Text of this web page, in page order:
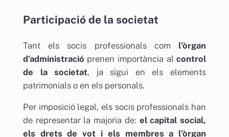
Participació de la societat
Tant els socis professionals com l’òrgan
d’administració prenen importància alcontrol
de la societat, ja sigui en els elements
patrimonials o en els personals.
Per imposició legal, els socis professionals han
de representar la majoria de: el capital social,
els drets de vot i els membres a l’òrgan